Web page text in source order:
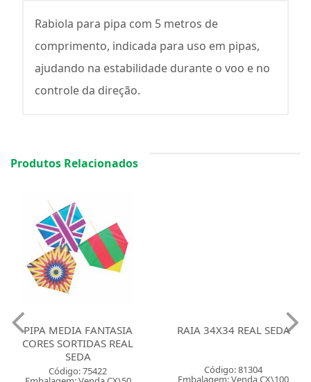
Rabiola para pipa com 5 metros de
comprimento, indicada para uso em pipas,
ajudando na estabilidade durante o voo e no
controle da direção.
Produtos Relacionados
PIPA MEDIA FANTASIA
CORES SORTIDAS REAL
SEDA
Código: 75422
RAIA 34X34 REAL SEDA
Código: 81304
Embalagem: Venda CX\100